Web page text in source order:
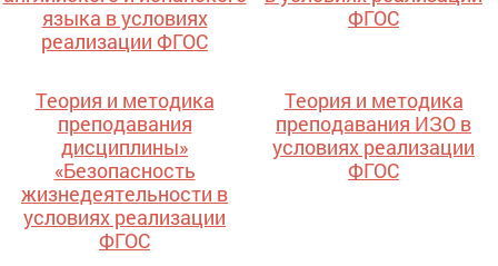
языка в условиях
реализации ФГОС
ФГОС
Теория и методика
преподавания
дисциплины»
«Безопасность
жизнедеятельности в
условиях реализации
ФГОС
Теория и методика
преподавания ИЗО в
условиях реализации
ФГОС